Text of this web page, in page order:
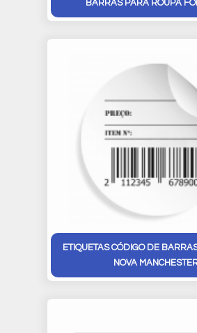
BARRAS PARA ROUPA
ETIQUETAS CÓDIGO DE
NOVA